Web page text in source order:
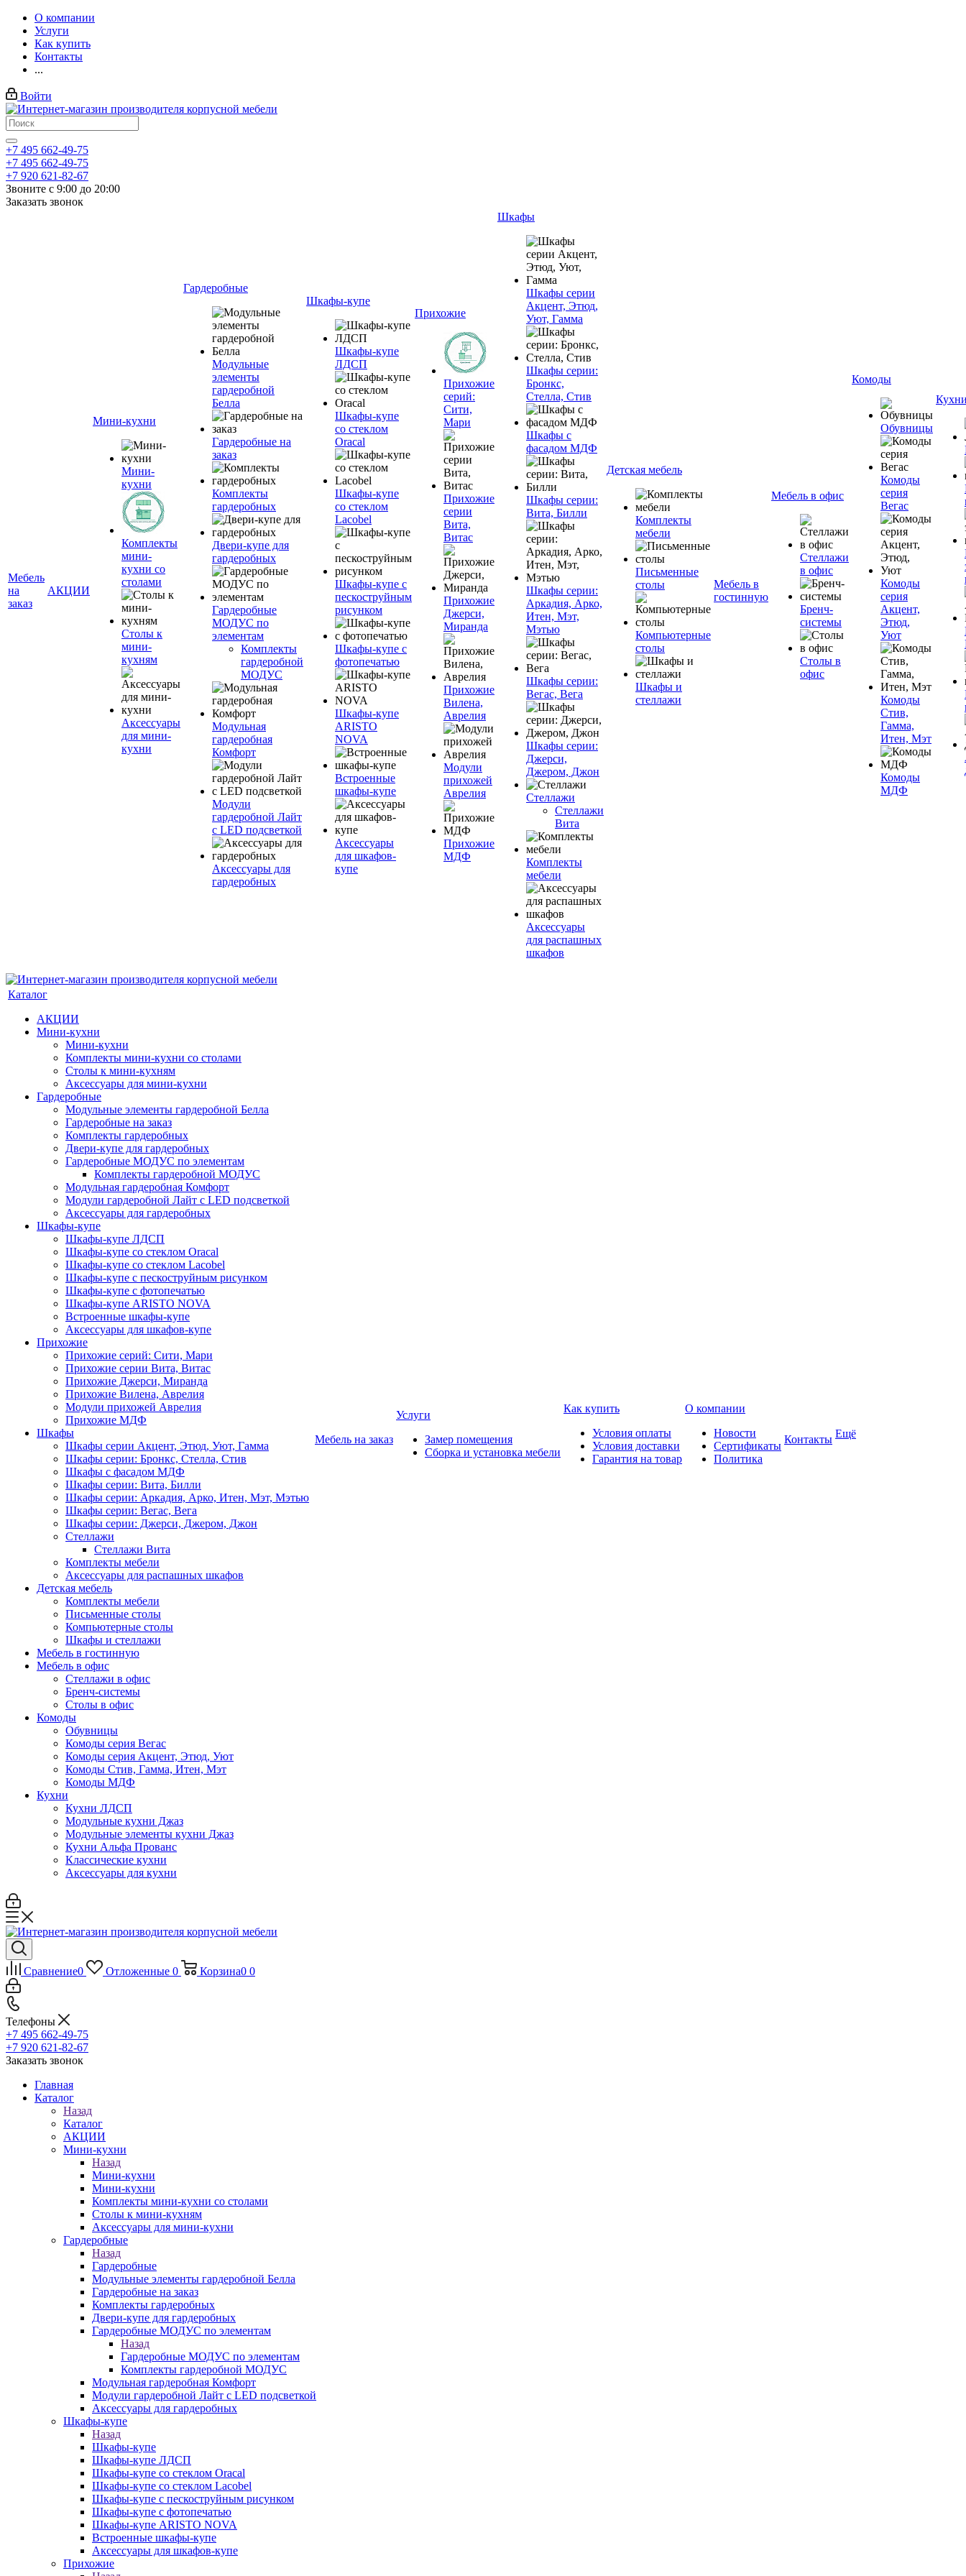
О компании
Услуги
Как купить
Контакты
...
Войти
+7 495 662-49-75
+7 495 662-49-75
+7 920 621-82-67
Звоните с 9:00 до 20:00
Заказать звонок
Мебель
на
заказ
АКЦИИ
Мини-кухни
Мини-
кухни
Комплекты
мини-
кухни со
столами
Столы к
мини-
кухням
Аксессуары
для мини-
кухни
Гардеробные
Модульные
элементы
гардеробной
Белла
Гардеробные на
заказ
Комплекты
гардеробных
Двери-купе для
гардеробных
Гардеробные
МОДУС по
элементам
Комплекты
гардеробной
МОДУС
Модульная
гардеробная
Комфорт
Модули
гардеробной Лайт
с LED подсветкой
Аксессуары для
гардеробных
Шкафы-купе
Шкафы-купе
ЛДСП
Шкафы-купе
со стеклом
Oracal
Шкафы-купе
со стеклом
Lacobel
Шкафы-купе с
пескоструйным
рисунком
Шкафы-купе с
фотопечатью
Шкафы-купе
ARISTO
NOVA
Встроенные
шкафы-купе
Аксессуары
для шкафов-
купе
Прихожие
Прихожие
серий:
Сити,
Мари
Прихожие
серии
Вита,
Витас
Прихожие
Джерси,
Миранда
Прихожие
Вилена,
Аврелия
Модули
прихожей
Аврелия
Прихожие
МДФ
Шкафы
Шкафы серии
Акцент, Этюд,
Уют, Гамма
Шкафы серии:
Бронкс,
Стелла, Стив
Шкафы с
фасадом МДФ
Шкафы серии:
Вита, Билли
Шкафы серии:
Аркадия, Арко,
Итен, Мэт,
Мэтью
Шкафы серии:
Вегас, Вега
Шкафы серии:
Джерси,
Джером, Джон
Стеллажи
Стеллажи
Вита
Комплекты
мебели
Аксессуары
для распашных
шкафов
Детская мебель
Комплекты
мебели
Письменные
столы
Компьютерные
столы
Шкафы и
стеллажи
Мебель в
гостинную
Мебель в офис
Стеллажи
в офис
Бренч-
системы
Столы в
офис
Комоды
Обувницы
Комоды
серия
Вегас
Комоды
серия
Акцент,
Этюд,
Уют
Комоды
Стив,
Гамма,
Итен, Мэт
Комоды
МДФ
Каталог
АКЦИИ
Мини-кухни
Мини-кухни
Комплекты мини-кухни со столами
Столы к мини-кухням
Аксессуары для мини-кухни
Гардеробные
Модульные элементы гардеробной Белла
Гардеробные на заказ
Комплекты гардеробных
Двери-купе для гардеробных
Гардеробные МОДУС по элементам
Комплекты гардеробной МОДУС
Модульная гардеробная Комфорт
Модули гардеробной Лайт с LED подсветкой
Аксессуары для гардеробных
Шкафы-купе
Шкафы-купе ЛДСП
Шкафы-купе со стеклом Oracal
Шкафы-купе со стеклом Lacobel
Шкафы-купе с пескоструйным рисунком
Шкафы-купе с фотопечатью
Шкафы-купе ARISTO NOVA
Встроенные шкафы-купе
Аксессуары для шкафов-купе
Прихожие
Прихожие серий: Сити, Мари
Прихожие серии Вита, Витас
Прихожие Джерси, Миранда
Прихожие Вилена, Аврелия
Модули прихожей Аврелия
Прихожие МДФ
Шкафы
Шкафы серии Акцент, Этюд, Уют, Гамма
Шкафы серии: Бронкс, Стелла, Стив
Шкафы с фасадом МДФ
Шкафы серии: Вита, Билли
Шкафы серии: Аркадия, Арко, Итен, Мэт, Мэтью
Шкафы серии: Вегас, Вега
Шкафы серии: Джерси, Джером, Джон
Стеллажи
Стеллажи Вита
Комплекты мебели
Аксессуары для распашных шкафов
Детская мебель
Комплекты мебели
Письменные столы
Компьютерные столы
Шкафы и стеллажи
Мебель в гостинную
Мебель в офис
Стеллажи в офис
Бренч-системы
Столы в офис
Комоды
Обувницы
Комоды серия Вегас
Комоды серия Акцент, Этюд, Уют
Комоды Стив, Гамма, Итен, Мэт
Комоды МДФ
Кухни
Кухни ЛДСП
Модульные кухни Джаз
Модульные элементы кухни Джаз
Кухни Альфа Прованс
Классические кухни
Аксессуары для кухни
Мебель на заказ
Услуги
Замер помещения
Сборка и установка мебели
Как купить
Условия оплаты
Условия доставки
Гарантия на товар
О компании
Новости
Сертификаты
Политика
Контакты Ещё
Сравнение0 Отложенные 0 Корзина0 0
Телефоны
+7 495 662-49-75
+7 920 621-82-67
Заказать звонок
Главная
Каталог
Назад
Каталог
АКЦИИ
Мини-кухни
Назад
Мини-кухни
Мини-кухни
Комплекты мини-кухни со столами
Столы к мини-кухням
Аксессуары для мини-кухни
Гардеробные
Назад
Гардеробные
Модульные элементы гардеробной Белла
Гардеробные на заказ
Комплекты гардеробных
Двери-купе для гардеробных
Гардеробные МОДУС по элементам
Назад
Гардеробные МОДУС по элементам
Комплекты гардеробной МОДУС
Модульная гардеробная Комфорт
Модули гардеробной Лайт с LED подсветкой
Аксессуары для гардеробных
Шкафы-купе
Назад
Шкафы-купе
Шкафы-купе ЛДСП
Шкафы-купе со стеклом Oracal
Шкафы-купе со стеклом Lacobel
Шкафы-купе с пескоструйным рисунком
Шкафы-купе с фотопечатью
Шкафы-купе ARISTO NOVA
Встроенные шкафы-купе
Аксессуары для шкафов-купе
Прихожие